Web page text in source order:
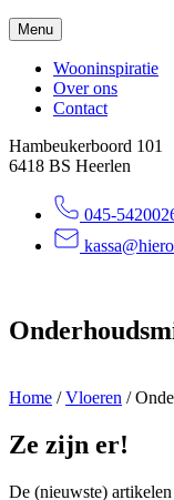
Menu
Wooninspiratie
Over ons
Contact
Hambeukerboord 101
6418 BS Heerlen
045-
Home /Vloeren /
Ze zijn er!
De (nieuwste)